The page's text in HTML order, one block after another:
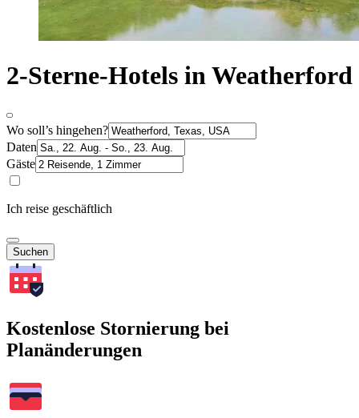
2-Sterne-Hotels in Weatherford
Wo soll’s hingehen?
Daten
Gäste
Ich reise geschäftlich
Suchen
Kostenlose Stornierung bei
Planänderungen